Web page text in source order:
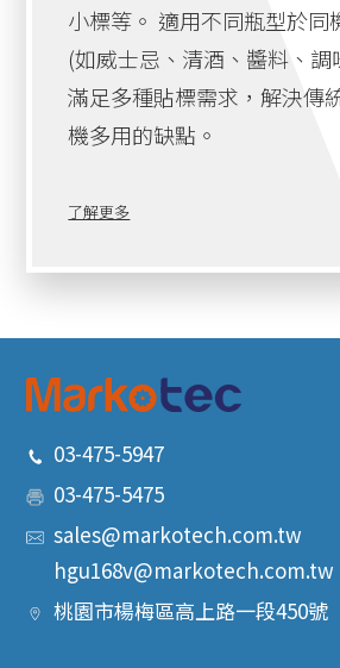
其他產業機械
小標等。 適用不同瓶型於同
(如威士忌、清酒、醬料、調
滿足多種貼標需求，解決傳
機多用的缺點。
了解更多
03-475-5947
03-475-5475
sales@markotech.com.tw
hgu168v@markotech.com.tw
桃園市楊梅區高上路一段450號